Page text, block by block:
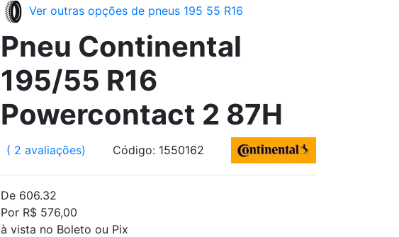
Ver outras opções de pneus 195 55 R16
Pneu Continental
195/55 R16
Powercontact 2 87H
( 2 avaliações) Código: 1550162
De 606.32
Por R$ 576,00
à vista no Boleto ou Pix